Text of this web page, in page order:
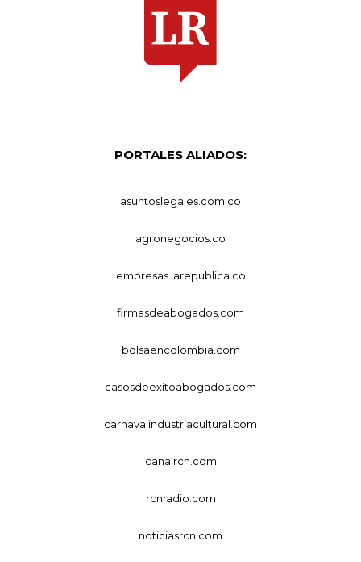
PORTALES ALIADOS:
asuntoslegales.com.co
agronegocios.co
empresas.larepublica.co
firmasdeabogados.com
bolsaencolombia.com
casosdeexitoabogados.com
carnavalindustriacultural.com
canalrcn.com
rcnradio.com
noticiasrcn.com